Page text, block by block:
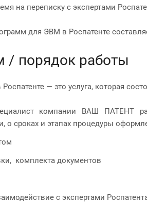
на переписку с экспертами
для ЭВМ в Роспатенте
/ порядок работы
— это услуга, которая
компании ВАШ ПАТЕНТ
о сроках и этапах процедуры
комплекта документов
с экспертами